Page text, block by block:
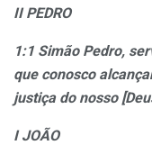
II PEDRO
1:1 Simão Pedro,
que conosco
justiça do nosso
I JOÃO